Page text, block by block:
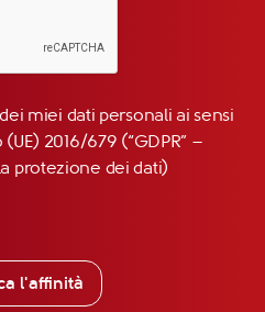
miei dati personali ai sensi
2016/679 (“GDPR” –
protezione dei dati)
l'affinità